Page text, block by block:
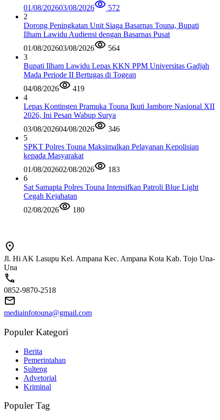
01/08/202603/08/2026
572
2
Dorong Peningkatan Unit Siaga Basarnas Touna, Bupati
Ilham Lawidu Audiensi dengan Basarnas Pusat
01/08/202603/08/2026
564
3
Bupati Ilham Lawidu Lepas KKN PPM Universitas Gadjah
Mada Periode II Bertugas di Togean
04/08/2026
419
4
Lepas Kontingen Pramuka Touna Ikuti Jambore Nasional XII
2026, Ini Pesan Wabup Surya
03/08/202604/08/2026
346
5
SPKT Polres Touna Maksimalkan Pelayanan Kepolisian
kepada Masyarakat
01/08/202602/08/2026
183
6
Sat Samapta Polres Touna Intensifkan Patroli Blue Light
Cegah Kejahatan
02/08/2026
180
Jl. Hi AK Lasupu Kel. Ampana Kec. Ampana Kota Kab. Tojo Una-
Una
0852-9870-2518
mediainfotouna@gmail.com
Populer Kategori
Berita
Pemerintahan
Sulteng
Advetorial
Kriminal
Populer Tag